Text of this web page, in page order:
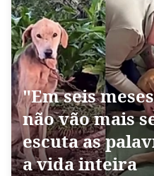
"Em seis
não vão mais
escuta as
a vida inteira